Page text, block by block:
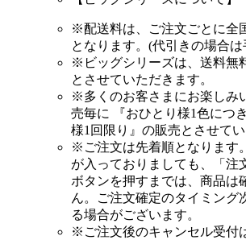
※配送料は、ご注文ごとに全
となります。(代引きの場合は
※ビッグシリーズは、送料無
とさせていただきます。
※多くのお客さまにお楽しみ
売毎に
『おひとり様1色につ
様1回限り』 の販売とさせてい
※ ご注文は先着順となります。
が入っておりましても、「注
ボタンを押すまでは、商品は
ん。ご注文確定のタイミング
る場合がございます。
※ご注文後のキャンセル受付